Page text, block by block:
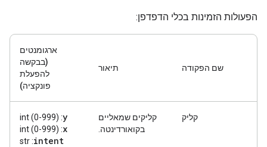
הפעולות הזמינות בכלי הדפדפן:
שם הפקודה תיאור
ארגומנטים
(בבקשה
להפעלת
פונקציה)
קליק
קליקים שמאליים
בקואורדינטה.
y
: int (0-999)
x
: int (0-999)
intent
: str